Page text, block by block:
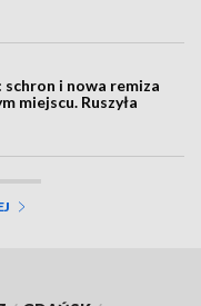
i nowa remiza
miejscu. Ruszyła